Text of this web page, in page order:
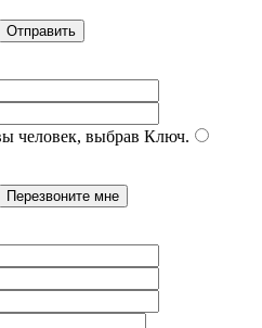
человек, выбрав Ключ.